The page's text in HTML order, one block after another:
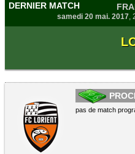
DERNIER MATCH
samedi 20 mai. 2017,
pas de match